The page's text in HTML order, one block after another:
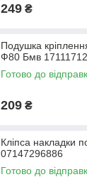
249 ₴
Подушка
Ф80 Бмв
Готово до
209 ₴
Кліпса накладки
07147296886
Готово до